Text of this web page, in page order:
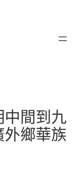
中間到九
外鄉華族